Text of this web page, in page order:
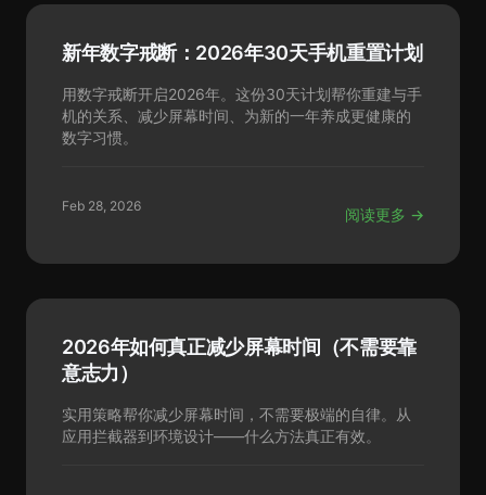
新年数字戒断：2026年30天手机重置计划
用数字戒断开启2026年。这份30天计划帮你重建与手
机的关系、减少屏幕时间、为新的一年养成更健康的
数字习惯。
Feb 28, 2026 阅读更多 →
2026年如何真正减少屏幕时间（不需要靠
意志力）
实用策略帮你减少屏幕时间，不需要极端的自律。从
应用拦截器到环境设计——什么方法真正有效。